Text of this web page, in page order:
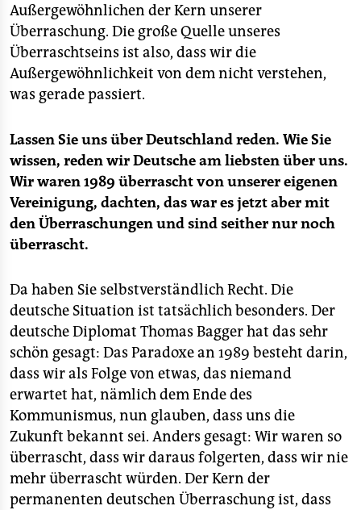
Außergewöhnlichen der Kern unserer
Überraschung. Die große Quelle unseres
Überraschtseins ist also, dass wir die
Außergewöhnlichkeit von dem nicht verstehen,
was gerade passiert.
Lassen Sie uns über Deutschland reden. Wie Sie
wissen, reden wir Deutsche am liebsten über uns.
Wir waren 1989 überrascht von unserer eigenen
Vereinigung, dachten, das war es jetzt aber mit
den Überraschungen und sind seither nur noch
überrascht.
Da haben Sie selbstverständlich Recht. Die
deutsche Situation ist tatsächlich besonders. Der
deutsche Diplomat Thomas Bagger hat das sehr
schön gesagt: Das Paradoxe an 1989 besteht darin,
dass wir als Folge von etwas, das niemand
erwartet hat, nämlich dem Ende des
Kommunismus, nun glauben, dass uns die
Zukunft bekannt sei. Anders gesagt: Wir waren so
überrascht, dass wir daraus folgerten, dass wir nie
mehr überrascht würden. Der Kern der
permanenten deutschen Überraschung ist, dass